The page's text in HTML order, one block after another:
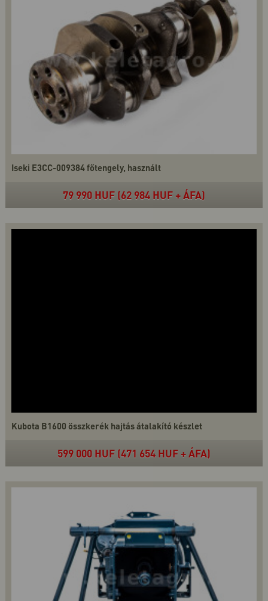
Iseki E3CC-009384 főtengely, használt
79 990 HUF (62 984 HUF + ÁFA)
Kubota B1600 összkerék hajtás átalakító készlet
599 000 HUF (471 654 HUF + ÁFA)